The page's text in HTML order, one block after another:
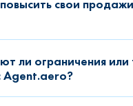
свои
ли ограничения
Agent.aero?